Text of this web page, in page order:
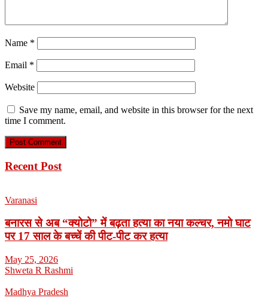
Name *
Email *
Website
Save my name, email, and website in this browser for the next
time I comment.
Recent Post
Varanasi
बनारस से अब “क्योटो” में बढ़ता हत्या का नया कल्चर, नमो घाट
पर 17 साल के बच्चें की पीट-पीट कर हत्या
May 25, 2026
Shweta R Rashmi
Madhya Pradesh